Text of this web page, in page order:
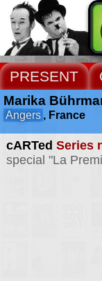
PRESENT
cARTed Series
special "La
Marika
Angers , France